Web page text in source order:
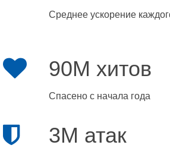
Среднее ускорение
90M хитов
Спасено с начала года
3M атак